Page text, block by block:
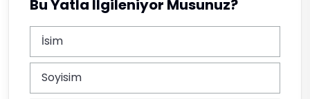
Bu Yatla Ilgileniyor Musunuz?